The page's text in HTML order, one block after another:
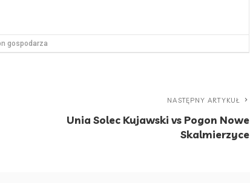
gospodarza
NASTĘPNY ARTYKUŁ
Unia Solec Kujawski vs Pogon Nowe
Skalmierzyce